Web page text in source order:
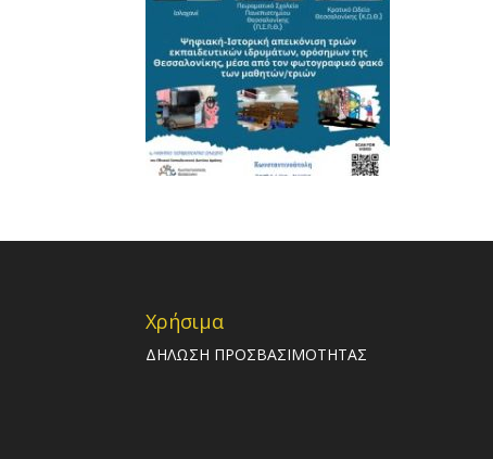
Χρήσιμα
ΔΗΛΩΣΗ ΠΡΟΣΒΑΣΙΜΟΤΗΤΑΣ